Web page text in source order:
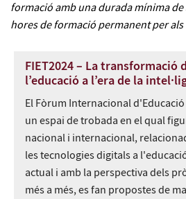
formació amb una durada mínima
hores de formació permanent per als
FIET2024 – La transformació
l’educació a l’era de la
El Fòrum Internacional d'Educació
un espai de trobada en el qual
nacional i internacional,
les tecnologies digitals a
actual i amb la perspectiva dels
més a més, es fan propostes de